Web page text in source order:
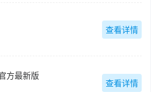
查看详情
方最新版
查看详情